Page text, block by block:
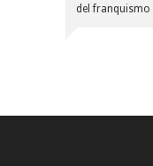
del franquismo